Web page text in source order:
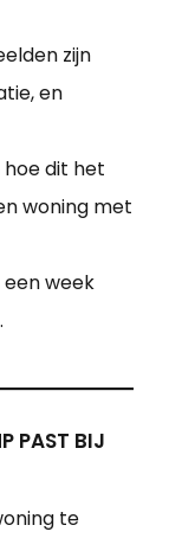
zijn
en
hoe dit het
woning met
week
PAST BIJ
te